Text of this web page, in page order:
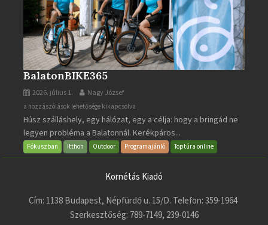
BalatonBIKE365
2026. július 1. Nagy József
BalatonBIKE365
bejegyzéshez
a hozzászólások lehetősége kikapcsolva
Húsz szálláshely, egy hálózat, egy a célja: hogy a bringád ne
legyen probléma a Balatonnál. Kerékpáros...
Fókuszban Itthon Outdoor Programajánló Toptúra online
Kornétás Kiadó
Cím: 1138 Budapest, Népfürdő u. 15/D. Telefon: 359-1964
Szerkesztőség: 789-7149, 239-0146